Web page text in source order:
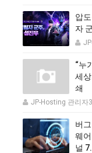
압
자
“누
세
쇄
JP-Hosting 관리자3
버
웨
널